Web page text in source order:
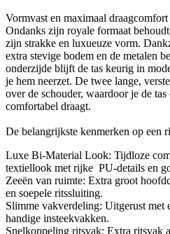
Vormvast en maximaal draagcomfort
Ondanks zijn royale formaat
zijn strakke en luxueuze vorm.
extra stevige bodem en de metalen
onderzijde blijft de tas keurig in
je hem neerzet. De twee lange,
over de schouder, waardoor je de
comfortabel draagt.
De belangrijkste kenmerken op een
Luxe Bi-Material Look: Tijdloze
textiellook met rijke PU-details en
Zeeën van ruimte: Extra groot
en soepele ritssluiting.
Slimme vakverdeling: Uitgerust met
handige insteekvakken.
Snelkoppeling ritsvak: Extra ritsvak